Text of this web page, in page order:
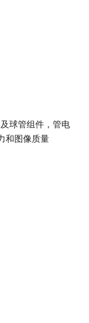
球管组件，管电
和图像质量